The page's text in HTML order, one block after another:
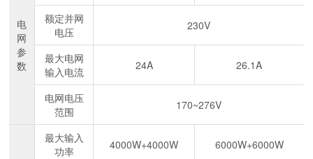
电
网
参
数
额定并网
电压
230V
最大电网
输入电流
24A 26.1A
电网电压
范围
170~276V
最大输入
功率
4000W+4000W 6000W+6000W